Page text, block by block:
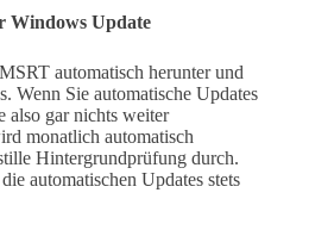
Windows Update
automatisch herunter und
Wenn Sie automatische Updates
also gar nichts weiter
monatlich automatisch
Hintergrundprüfung durch.
automatischen Updates stets